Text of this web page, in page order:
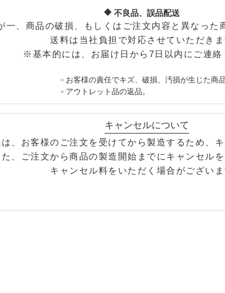
不良品、誤品配送
一、商品の破損、もしくはご注文内容と異なった
送料は当社負担で対応させていただきま
※基本的には、お届け日から7日以内にご連絡
お客様の責任でキズ、破損、汚損が生じた商品
アウトレット品の返品。
キャンセルについて
、お客様のご注文を受けてから製造するため、
た、ご注文から商品の製造開始までにキャンセルを
キャンセル料をいただく場合がございま